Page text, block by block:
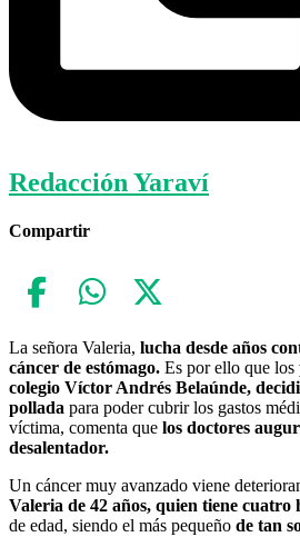
Redacción Yaraví
Compartir
La señora Valeria, lucha desde años
cáncer de estómago. Es por ello que los
colegio Víctor Andrés Belaúnde,
pollada para poder cubrir los gastos
víctima, comenta que los doctores
desalentador.
Un cáncer muy avanzado viene
Valeria de 42 años, quien tiene cuatro
de edad, siendo el más pequeño de tan